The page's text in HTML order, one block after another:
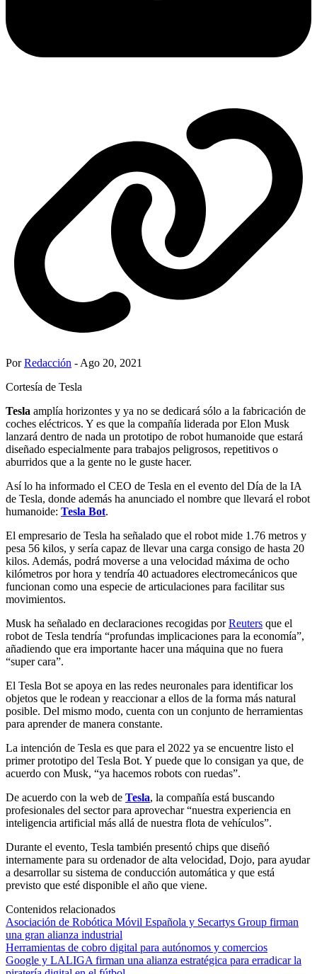
PorRedacción - Ago 20, 2021
Cortesía de Tesla
Tesla amplía horizontes y ya no se dedicará sólo a la fabricación de
coches eléctricos. Y es que la compañía liderada por Elon Musk
lanzará dentro de nada un prototipo de robot humanoide que estará
diseñado especialmente para trabajos peligrosos, repetitivos o
aburridos que a la gente no le guste hacer.
Así lo ha informado el CEO de Tesla en el evento del Día de la IA
de Tesla, donde además ha anunciado el nombre que llevará el robot
humanoide: Tesla Bot.
El empresario de Tesla ha señalado que el robot mide 1.76 metros y
pesa 56 kilos, y sería capaz de llevar una carga consigo de hasta 20
kilos. Además, podrá moverse a una velocidad máxima de ocho
kilómetros por hora y tendría 40 actuadores electromecánicos que
funcionan como una especie de articulaciones para facilitar sus
movimientos.
Musk ha señalado en declaraciones recogidas porReuters que el
robot de Tesla tendría “profundas implicaciones para la economía”,
añadiendo que era importante hacer una máquina que no fuera
“super cara”.
El Tesla Bot se apoya en las redes neuronales para identificar los
objetos que le rodean y reaccionar a ellos de la forma más natural
posible. Del mismo modo, cuenta con un conjunto de herramientas
para aprender de manera constante.
La intención de Tesla es que para el 2022 ya se encuentre listo el
primer prototipo del Tesla Bot. Y puede que lo consigan ya que, de
acuerdo con Musk, “ya hacemos robots con ruedas”.
De acuerdo con la web de Tesla, la compañía está buscando
profesionales del sector para aprovechar “nuestra experiencia en
inteligencia artificial más allá de nuestra flota de vehículos”.
Durante el evento, Tesla también presentó chips que diseñó
internamente para su ordenador de alta velocidad, Dojo, para ayudar
a desarrollar su sistema de conducción automática y que está
previsto que esté disponible el año que viene.
Contenidos relacionados
Asociación de Robótica Móvil Española y Secartys Group firman
una gran alianza industrial
Herramientas de cobro digital para autónomos y comercios
Google y LALIGA firman una alianza estratégica para erradicar la